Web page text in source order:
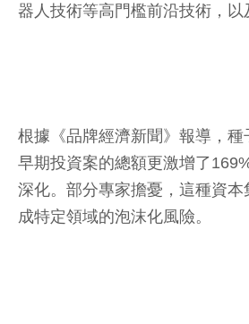
器人技術等高門檻前沿技術，以
根據《品牌經濟新聞》報導，
早期投資案的總額更激增了
深化。部分專家擔憂，這種資
成特定領域的泡沫化風險。